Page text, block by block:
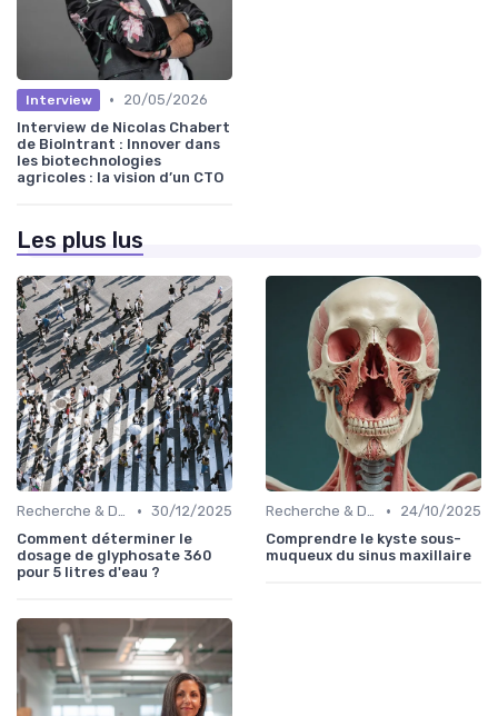
Interview •
20/05/2026
Interview de Nicolas Chabert
de BioIntrant : Innover dans
les biotechnologies
agricoles : la vision d’un CTO
Les plus lus
Recherche & Développement • 30/12/2025
Comment déterminer le
dosage de glyphosate 360
pour 5 litres d'eau ?
Recherche & Développement •
24/10/2025
Comprendre le kyste sous-
muqueux du sinus maxillaire